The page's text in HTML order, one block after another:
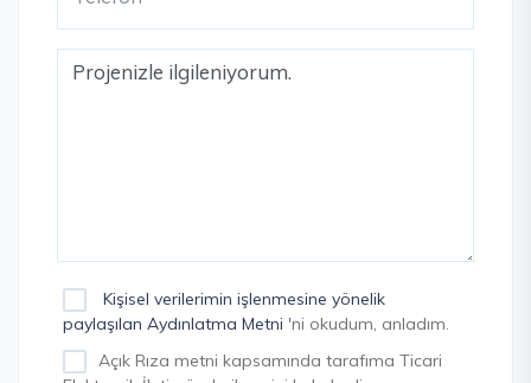
Kişisel verilerimin işlenmesine yönelik
paylaşılan Aydınlatma Metni 'ni okudum, anladım.
Açık Rıza metni kapsamında tarafıma Ticari